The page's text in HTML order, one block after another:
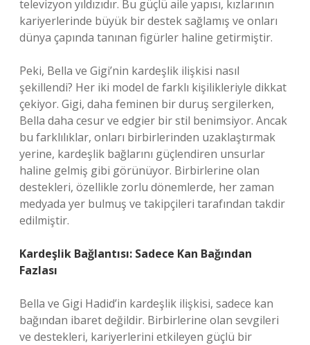
televizyon yıldızıdır. Bu güçlü aile yapısı, kızlarının
kariyerlerinde büyük bir destek sağlamış ve onları
dünya çapında tanınan figürler haline getirmiştir.
Peki, Bella ve Gigi’nin kardeşlik ilişkisi nasıl
şekillendi? Her iki model de farklı kişilikleriyle dikkat
çekiyor. Gigi, daha feminen bir duruş sergilerken,
Bella daha cesur ve edgier bir stil benimsiyor. Ancak
bu farklılıklar, onları birbirlerinden uzaklaştırmak
yerine, kardeşlik bağlarını güçlendiren unsurlar
haline gelmiş gibi görünüyor. Birbirlerine olan
destekleri, özellikle zorlu dönemlerde, her zaman
medyada yer bulmuş ve takipçileri tarafından takdir
edilmiştir.
Kardeşlik Bağlantısı: Sadece Kan Bağından
Fazlası
Bella ve Gigi Hadid’in kardeşlik ilişkisi, sadece kan
bağından ibaret değildir. Birbirlerine olan sevgileri
ve destekleri, kariyerlerini etkileyen güçlü bir